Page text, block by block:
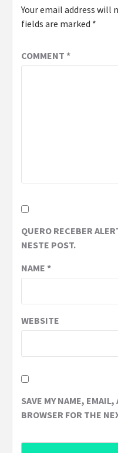
Your email address will
fields are marked *
COMMENT *
QUERO RECEBER
NESTE POST.
NAME *
WEBSITE
SAVE MY NAME,
BROWSER FOR THE